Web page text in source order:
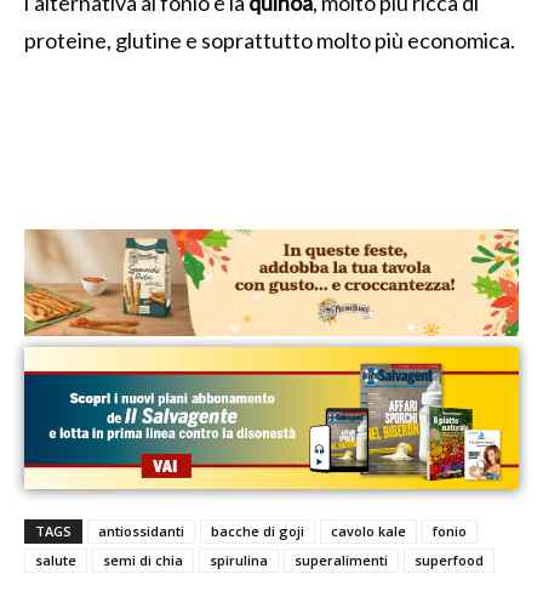
proteine, glutine e soprattutto molto più economica.
TAGS antiossidanti bacche di goji cavolo kale
fonio
salute
semi di chia spirulina superalimenti superfood